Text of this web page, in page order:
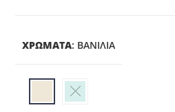
ΧΡΩΜΑΤΑ: ΒΑΝΊΛΙΑ